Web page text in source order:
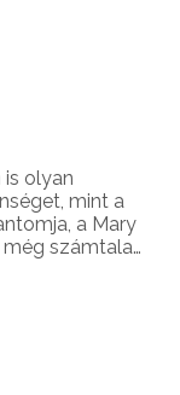
olyan
mint a
a Mary
még számtalan